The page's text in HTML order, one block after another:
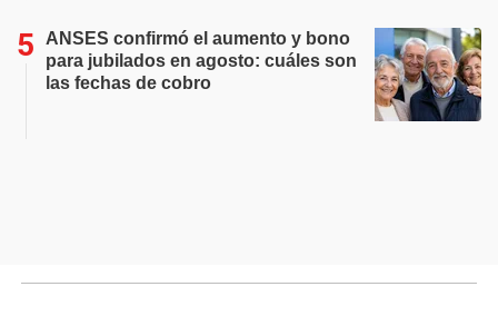
ANSES confirmó el aumento y bono
para jubilados en agosto: cuáles son
las fechas de cobro